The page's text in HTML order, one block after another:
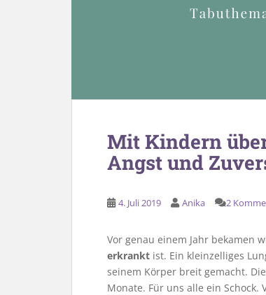
Mit Kindern
Angst und
4. Juli 2019 Anika 2
Vor genau einem Jahr bekamen
erkrankt ist. Ein kleinzelliges
seinem Körper breit gemacht.
Monate. Für uns alle ein